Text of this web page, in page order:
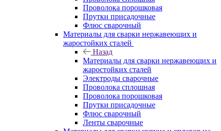
Проволока порошковая
Прутки присадочные
Флюс сварочный
Материалы для сварки нержавеющих и
жаростойких сталей
Назад
Материалы для сварки нержавеющих и
жаростойких сталей
Электроды сварочные
Проволока сплошная
Проволока порошковая
Прутки присадочные
Флюс сварочный
Ленты сварочные